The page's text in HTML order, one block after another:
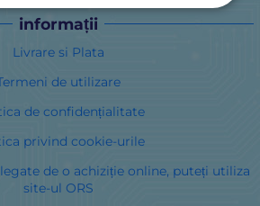
informații
Livrare si Plata
de utilizare
de confidențialitate
privind cookie-urile
de o achiziție online, puteți utiliza
site-ul ORS